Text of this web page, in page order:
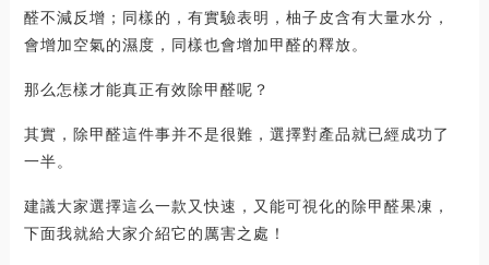
醛不減反增；同樣的，有實驗表明，柚子皮含有大量水分，
會增加空氣的濕度，同樣也會增加甲醛的釋放。
那么怎樣才能真正有效除甲醛呢？
其實，除甲醛這件事并不是很難，選擇對產品就已經成功了
一半。
建議大家選擇這么一款又快速，又能可視化的除甲醛果凍，
下面我就給大家介紹它的厲害之處！